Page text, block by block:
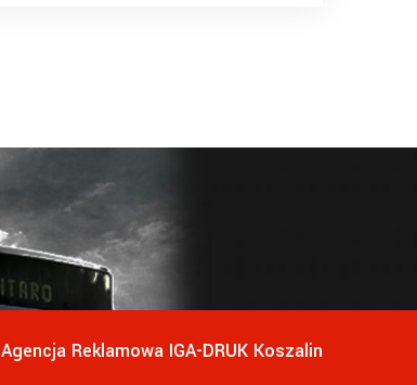
Agencja Reklamowa IGA-DRUK Koszalin